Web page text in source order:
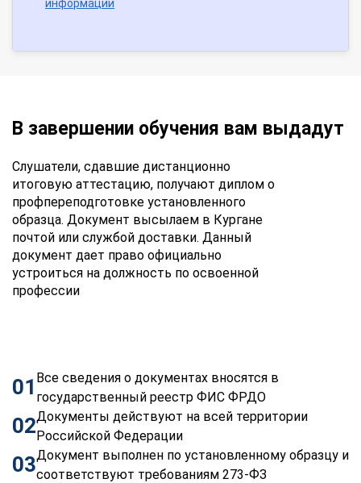
информации
В завершении обучения вам выдадут
Слушатели, сдавшие дистанционно
итоговую аттестацию, получают диплом о
профпереподготовке установленного
образца. Документ высылаем в Кургане
почтой или службой доставки. Данный
документ дает право официально
устроиться на должность по освоенной
профессии
01 Все сведения о документах вносятся в
государственный реестр ФИС ФРДО
02Документы действуют на всей территории
Российской Федерации
03Документ выполнен по установленному образцу и
соответствуют требованиям 273-ФЗ